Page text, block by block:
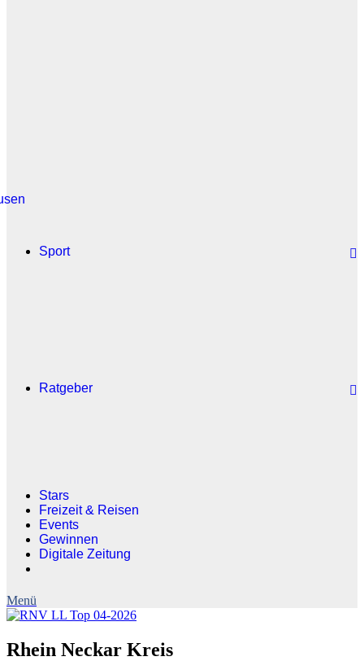
Sport
Ratgeber
Stars
Freizeit & Reisen
Events
Gewinnen
Digitale Zeitung
Rhein Neckar Kreis